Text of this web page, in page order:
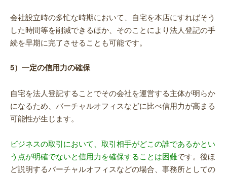
会社設立時の多忙な時期において、自宅を本店にすればそう
した時間等を削減できるほか、そのことにより法人登記の手
続を早期に完了させることも可能です。
5）一定の信用力の確保
自宅を法人登記することでその会社を運営する主体が明らか
になるため、バーチャルオフィスなどに比べ信用力が高まる
可能性が生じます。
ビジネスの取引において、取引相手がどこの誰であるかとい
う点が明確でないと信用力を確保することは困難です。後ほ
ど説明するバーチャルオフィスなどの場合、事務所としての